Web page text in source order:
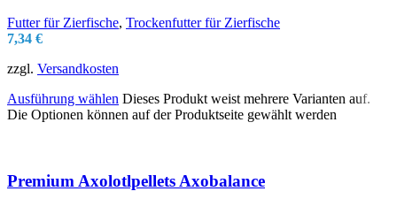
Futter für Zierfische, Trockenfutter für Zierfische
7,34 €
zzgl. Versandkosten
Ausführung wählen Dieses Produkt weist mehrere Varianten auf.
Die Optionen können auf der Produktseite gewählt werden
Premium Axolotlpellets Axobalance